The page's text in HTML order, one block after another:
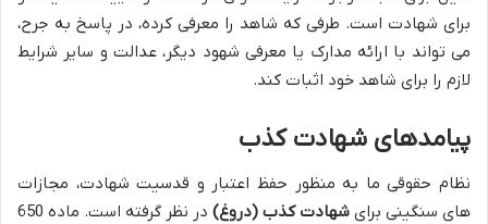
برای شهادت است. طرفی که شاهد را معرفی کرده، در پاسخ به جرح،
می تواند با ارائه مدارک یا معرفی شهود دیگر، عدالت و سایر شرایط
لازم را برای شاهد خود اثبات کند.
پیامدهای شهادت کذب
نظام حقوقی ما به منظور حفظ اعتبار و قدسیت شهادت، مجازات
های سنگینی برای شهادت کذب (دروغ)
در نظر گرفته است. ماده 650